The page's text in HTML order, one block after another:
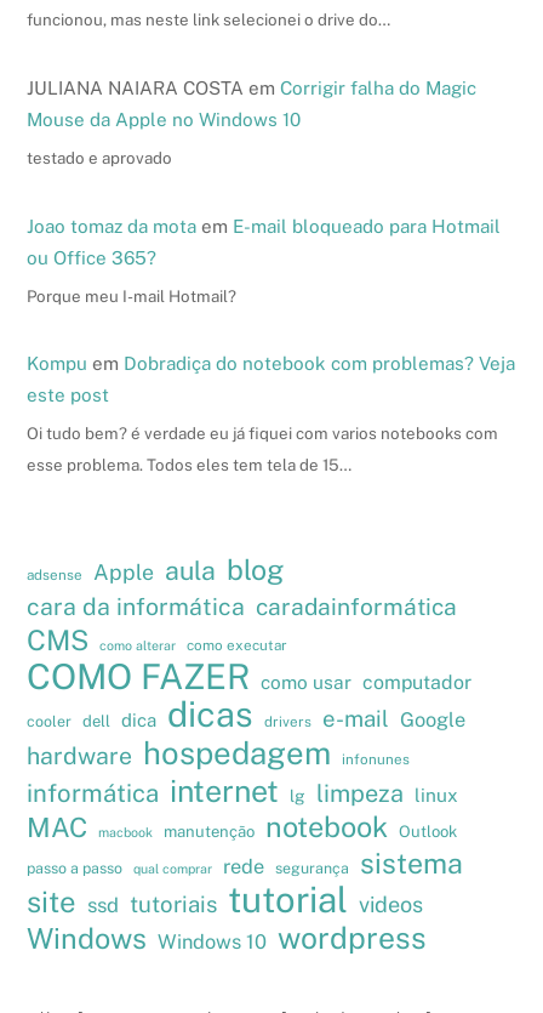
funcionou, mas neste link selecionei o drive do…
JULIANA NAIARA COSTA emCorrigir falha do Magic
Mouse da Apple no Windows 10
testado e aprovado
Joao tomaz da mota em E-mail bloqueado para Hotmail
ou Office 365?
Porque meu I-mail Hotmail?
Kompu em Dobradiça do notebook com problemas? Veja
este post
Oi tudo bem? é verdade eu já fiquei com varios notebooks com
esse problema. Todos eles tem tela de 15…
adsense Apple aula blog
cara da informática caradainformática
CMS como alterar como executar
COMO FAZER como usar computador
cooler dell dica dicas drivers e-mail Google
hardware hospedagem infonunes
informática internet lg limpeza linux
MAC macbook manutenção notebook
Outlook
passo a passo
qual comprar rede segurança sistema
site ssd tutoriais tutorial videos
Windows Windows 10 wordpress